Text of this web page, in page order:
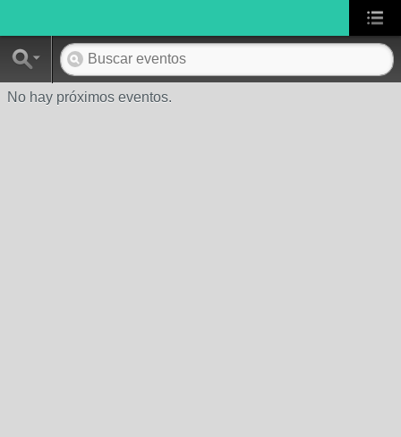
No hay próximos eventos.